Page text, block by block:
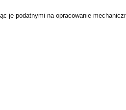
je podatnymi na opracowanie